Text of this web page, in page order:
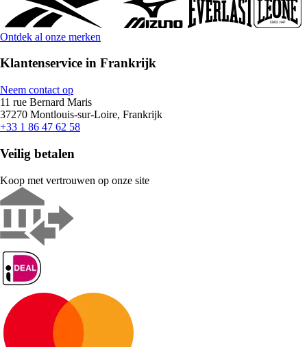
Ontdek al onze merken
Klantenservice in Frankrijk
Neem contact op
11 rue Bernard Maris
37270 Montlouis-sur-Loire, Frankrijk
+33 1 86 47 62 58
Veilig betalen
Koop met vertrouwen op onze site